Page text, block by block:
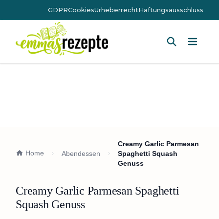
GDPRCookiesUrheberrechtHaftungsausschluss
Home Abendessen
Creamy Garlic Parmesan
Spaghetti Squash
Genuss
Creamy Garlic Parmesan Spaghetti
Squash Genuss